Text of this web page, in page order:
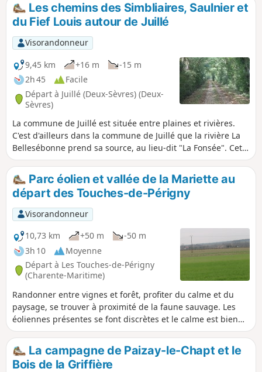
Les chemins des Simbliaires, Saulnier et
du Fief Louis autour de Juillé
Visorandonneur
9,45 km
+16 m
-15 m
2h 45
Facile
Départ à Juillé (Deux-Sèvres) (Deux-
Sèvres)
La commune de Juillé est située entre plaines et rivières.
C'est d'ailleurs dans la commune de Juillé que la rivière La
Bellesébonne prend sa source, au lieu-dit "La Fonsée". Cette
randonnée emprunte divers chemins de la commune dont
certains à l'histoire évocatrice comme le Chemin Saulnier.
Parc éolien et vallée de la Mariette au
départ des Touches-de-Périgny
Visorandonneur
10,73 km
+50 m
-50 m
3h 10
Moyenne
Départ à Les Touches-de-Périgny
(Charente-Maritime)
Randonner entre vignes et forêt, profiter du calme et du
paysage, se trouver à proximité de la faune sauvage. Les
éoliennes présentes se font discrètes et le calme est bien
présent.
La campagne de Paizay-le-Chapt et le
Bois de la Griffière